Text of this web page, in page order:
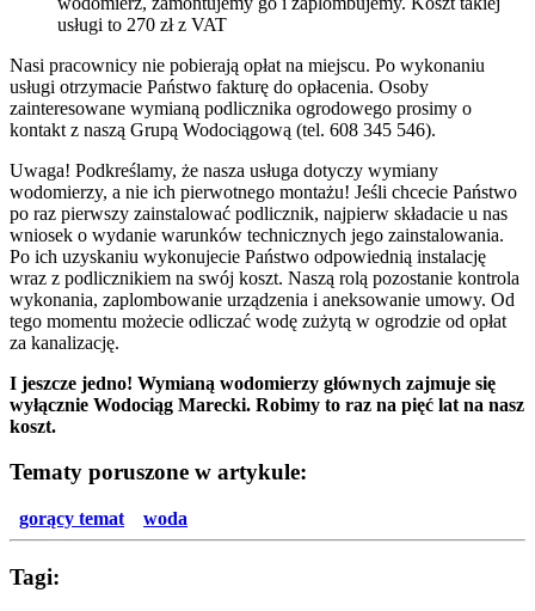
usługi to 270 zł z VAT
Nasi pracownicy nie pobierają opłat na miejscu. Po wykonaniu
usługi otrzymacie Państwo fakturę do opłacenia. Osoby
zainteresowane wymianą podlicznika ogrodowego prosimy o
kontakt z naszą Grupą Wodociągową (tel. 608 345 546).
Uwaga! Podkreślamy, że nasza usługa dotyczy wymiany
wodomierzy, a nie ich pierwotnego montażu! Jeśli chcecie Państwo
po raz pierwszy zainstalować podlicznik, najpierw składacie u nas
wniosek o wydanie warunków technicznych jego zainstalowania.
Po ich uzyskaniu wykonujecie Państwo odpowiednią instalację
wraz z podlicznikiem na swój koszt. Naszą rolą pozostanie kontrola
wykonania, zaplombowanie urządzenia i aneksowanie umowy. Od
tego momentu możecie odliczać wodę zużytą w ogrodzie od opłat
za kanalizację.
I jeszcze jedno! Wymianą wodomierzy głównych zajmuje się
wyłącznie Wodociąg Marecki. Robimy to raz na pięć lat na nasz
koszt.
Tematy poruszone w artykule:
gorący temat woda
Tagi: